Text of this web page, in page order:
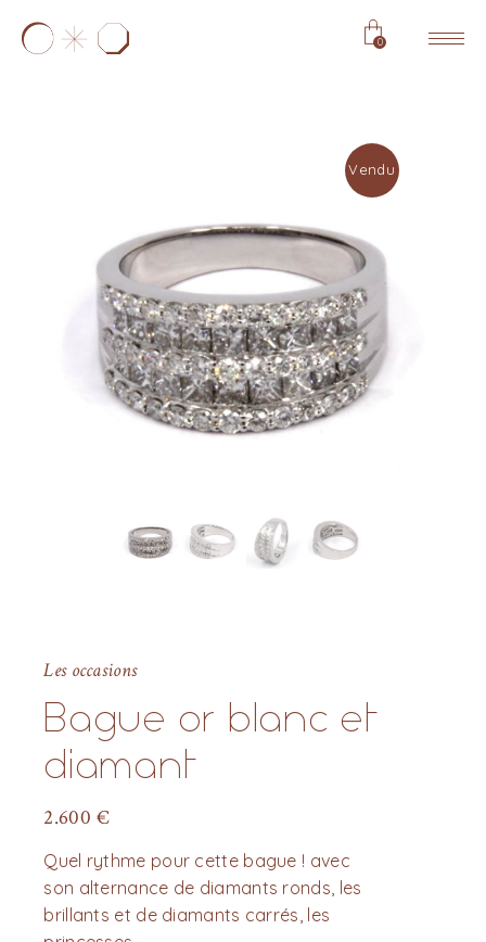
0
Vendu
Les occasions
Bague or blanc et
diamant
2.600 €
Quel rythme pour cette bague ! avec
son alternance de diamants ronds, les
brillants et de diamants carrés, les